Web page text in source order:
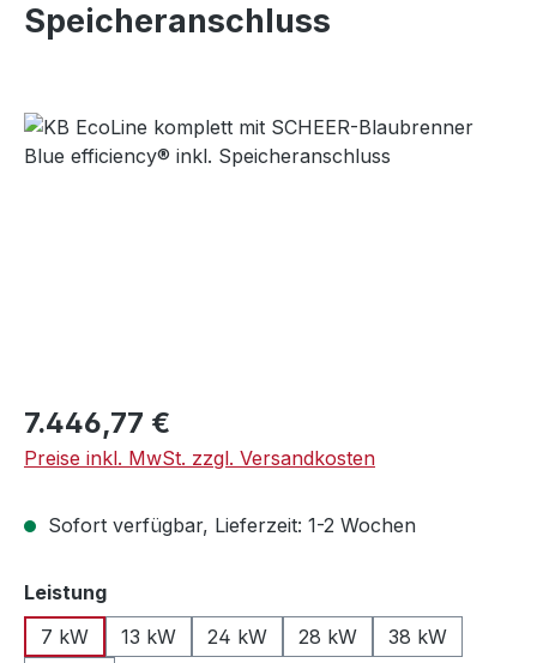
Speicheranschluss
Bildergalerie überspringen
Regulärer Preis:
7.446,77 €
Preise inkl. MwSt. zzgl. Versandkosten
Sofort verfügbar, Lieferzeit: 1-2 Wochen
Leistungauswählen
7 kW
13 kW 24 kW 28 kW
38 kW